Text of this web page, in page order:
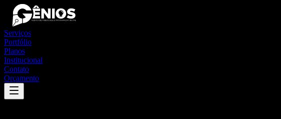
Serviços
Portfólio
Planos
Institucional
Contato
Orçamento